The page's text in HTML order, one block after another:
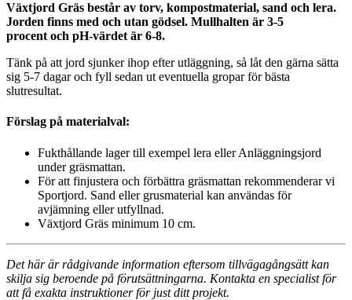
Växtjord Gräs består av torv, kompostmaterial, sand och lera.
Jorden finns med och utan gödsel. Mullhalten är 3-5
procent och pH-värdet är 6-8.
Tänk på att jord sjunker ihop efter utläggning, så låt den gärna sätta
sig 5-7 dagar och fyll sedan ut eventuella gropar för bästa
slutresultat.
Förslag på materialval:
Fukthållande lager till exempel lera eller Anläggningsjord
under gräsmattan.
För att finjustera och förbättra gräsmattan rekommenderar vi
Sportjord. Sand eller grusmaterial kan användas för
avjämning eller utfyllnad.
Växtjord Gräs minimum 10 cm.
Det här är rådgivande information eftersom tillvägagångsätt kan
skilja sig beroende på förutsättningarna. Kontakta en specialist för
att få exakta instruktioner för just ditt projekt.